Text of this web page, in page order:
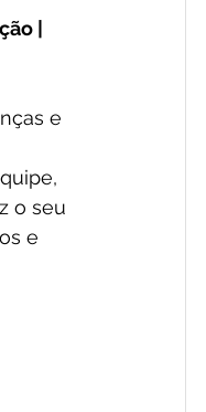
|
e
o seu
e